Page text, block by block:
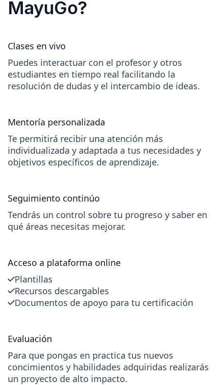
desventajas.
MayuGo?
Clases en vivo
Puedes interactuar con el profesor y otros
estudiantes en tiempo real facilitando la
resolución de dudas y el intercambio de ideas.
Mentoría personalizada
Te permitirá recibir una atención más
individualizada y adaptada a tus necesidades y
objetivos específicos de aprendizaje.
Seguimiento continúo
Tendrás un control sobre tu progreso y saber en
qué áreas necesitas mejorar.
Acceso a plataforma online
Plantillas
Recursos descargables
Documentos de apoyo para tu certificación
Evaluación
Para que pongas en practica tus nuevos
concimientos y habilidades adquiridas realizarás
un proyecto de alto impacto.